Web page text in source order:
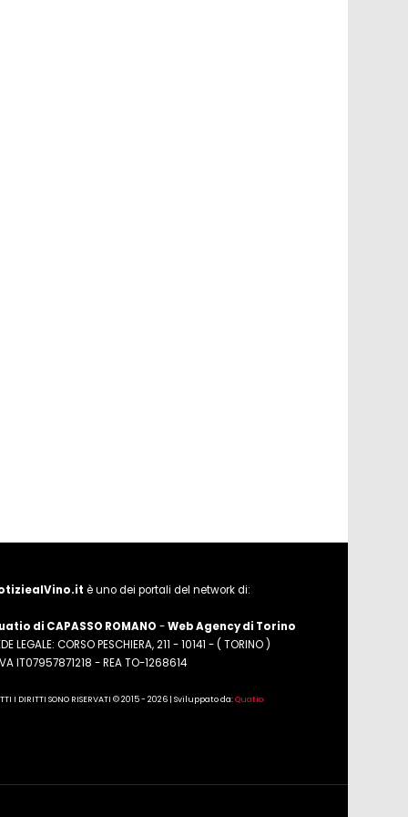
è uno dei portali del network di:
di CAPASSO ROMANO -Web Agency di Torino
LEGALE: CORSO PESCHIERA, 211 - 10141 - ( TORINO )
IT07957871218 - REA TO-1268614
I DIRITTI SONO RISERVATI © 2015 - 2026 | Sviluppato da:Quatio